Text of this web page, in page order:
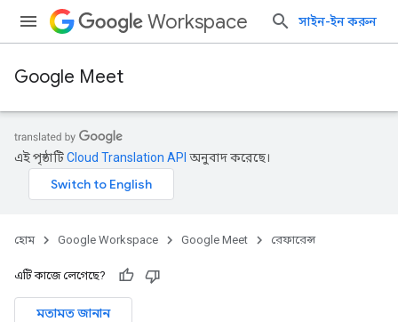
Workspace সাইন-ইন করুন
Google Meet
এই পৃষ্ঠাটিCloud Translation API অনুবাদ করেছে।
হোম Google Workspace Google Meet রেফারেন্স
এটি কাজে লেগেছে?
মতামত জানান